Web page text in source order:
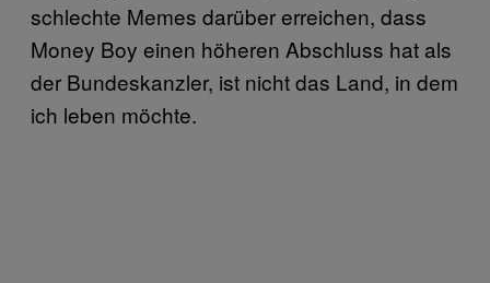
schlechte Memes darüber erreichen, dass
Money Boy einen höheren Abschluss hat als
der Bundeskanzler, ist nicht das Land, in dem
ich leben möchte.